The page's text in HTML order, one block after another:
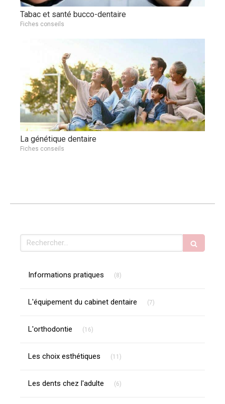
Tabac et santé bucco-dentaire
Fiches conseils
La génétique dentaire
Fiches conseils
Rechercher
Informations pratiques (8)
L'équipement du cabinet dentaire (7)
L'orthodontie (16)
Les choix esthétiques (11)
Les dents chez l'adulte (6)